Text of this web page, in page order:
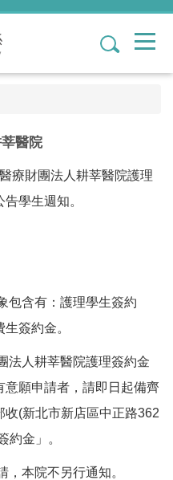
1
醫院
療財團法人耕莘醫院護理
學生週知。
包含有：護理學生簽約
簽約金。
法人耕莘醫院護理簽約金
願申請者，請即日起備齊
收(新北市新店區中正路362
約金」。
，本院不另行通知。